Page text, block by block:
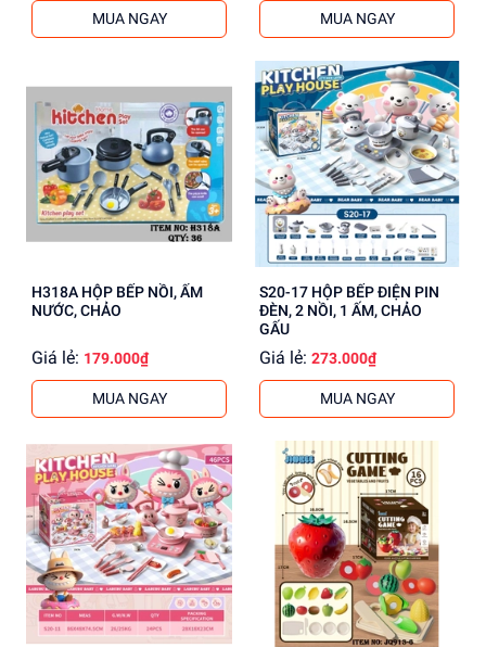
MUA NGAY MUA NGAY
H318A HỘP BẾP NỒI, ẤM
NƯỚC, CHẢO
Giá lẻ: 179.000₫
MUA NGAY
S20-17 HỘP BẾP ĐIỆN PIN
ĐÈN, 2 NỒI, 1 ẤM, CHẢO
GẤU
Giá lẻ: 273.000₫
MUA NGAY